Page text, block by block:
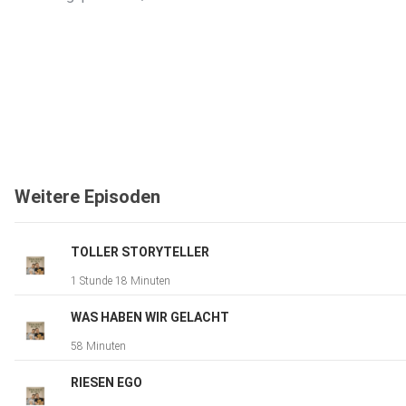
Weitere Episoden
TOLLER STORYTELLER
1 Stunde 18 Minuten
WAS HABEN WIR GELACHT
58 Minuten
RIESEN EGO